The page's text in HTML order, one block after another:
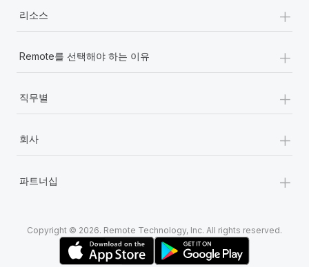
리소스 +
Remote를 선택해야 하는 이유 +
직무별 +
회사 +
파트너십 +
Copyright © 2026. Remote Technology, Inc. All rights reserved.